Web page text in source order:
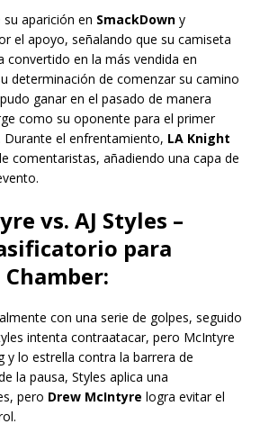
su aparición en SmackDown y
el apoyo, señalando que su camiseta
convertido en la más vendida en
determinación de comenzar su camino
ganar en el pasado de manera
como su oponente para el primer
el enfrentamiento, LA Knight
comentaristas, añadiendo una capa de
vs. AJ Styles –
para
con una serie de golpes, seguido
intenta contraatacar, pero McIntyre
y lo estrella contra la barrera de
la pausa, Styles aplica una
pero Drew McIntyre logra evitar el